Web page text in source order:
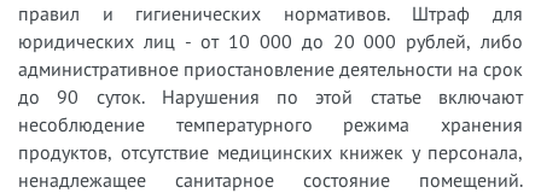
правил и гигиенических нормативов. Штраф для
юридических лиц - от 10 000 до 20 000 рублей, либо
административное приостановление деятельности на срок
до 90 суток. Нарушения по этой статье включают
несоблюдение температурного режима хранения
продуктов, отсутствие медицинских книжек у персонала,
ненадлежащее санитарное состояние помещений.